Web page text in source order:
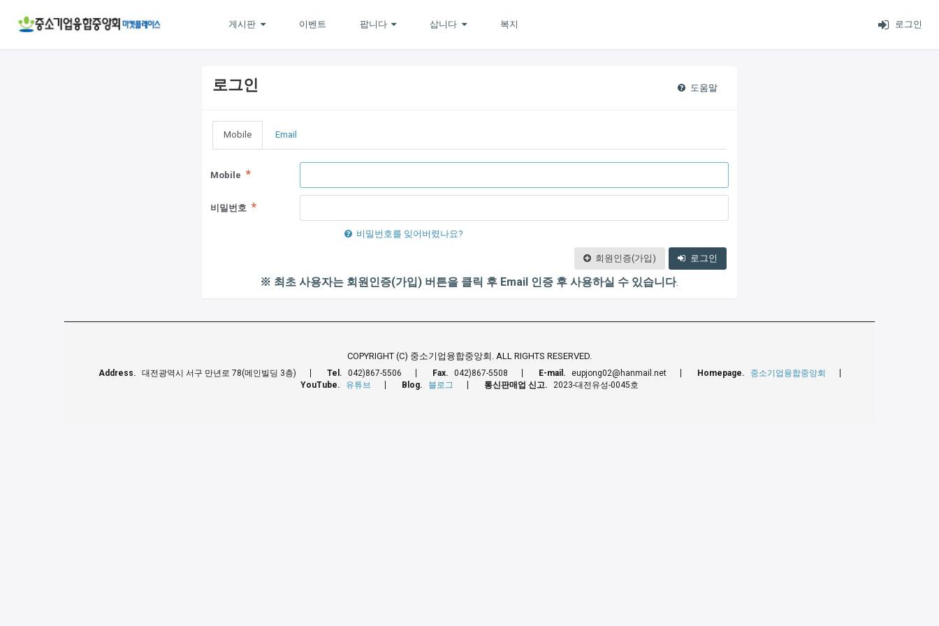
게시판 이벤트 팝니다 삽니다 복지 로그인
로그인 도움말
Mobile Email
Mobile
비밀번호
비밀번호를 잊어버렸나요?
회원인증(가입) 로그인
※ 최초 사용자는 회원인증(가입) 버튼을 클릭 후 Email 인증 후 사용하실 수 있습니다.
COPYRIGHT (C) 중소기업융합중앙회. ALL RIGHTS RESERVED.
Address. 대전광역시 서구 만년로 78(메인빌딩 3층) Tel. 042)867-5506 Fax. 042)867-5508 E-mail. eupjong02@hanmail.net Homepage.
중소기업융합중앙회
YouTube.
유튜브 Blog. 블로그 통신판매업 신고. 2023-대전유성-0045호